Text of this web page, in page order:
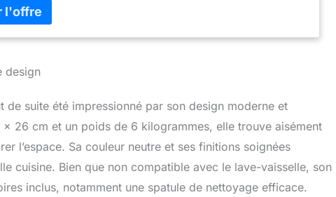
seule machine pour toutes vos envies.
– Contrôlez vos ingrédients et réalisez facilement des
à votre alimentation.
UTILISATION GUIDÉE –
un résultat réussi.
design
de suite été impressionné par son design moderne et
26 cm et un poids de 6 kilogrammes, elle trouve aisément
l’espace. Sa couleur neutre et ses finitions soignées
cuisine. Bien que non compatible avec le lave-vaisselle, son
inclus, notamment une spatule de nettoyage efficace.